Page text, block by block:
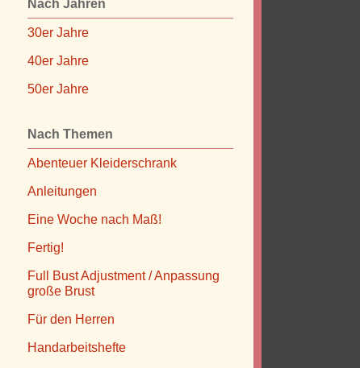
Nach Jahren
30er Jahre
40er Jahre
50er Jahre
Nach Themen
Abenteuer Kleiderschrank
Anleitungen
Eine Woche nach Maß!
Fertig!
Full Bust Adjustment / Anpassung
große Brust
Für den Herren
Handarbeitshefte